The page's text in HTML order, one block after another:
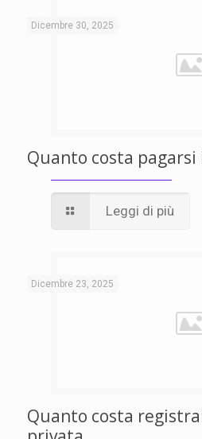
Dicembre 30, 2025
Quanto costa
Leggi di più
Dicembre 23, 2025
Quanto costa